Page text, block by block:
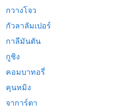
กวางโจว
กัวลาลัมเปอร์
กาลีมันตัน
กูชิง
คอมบาทอรี่
คุนหมิง
จาการ์ตา